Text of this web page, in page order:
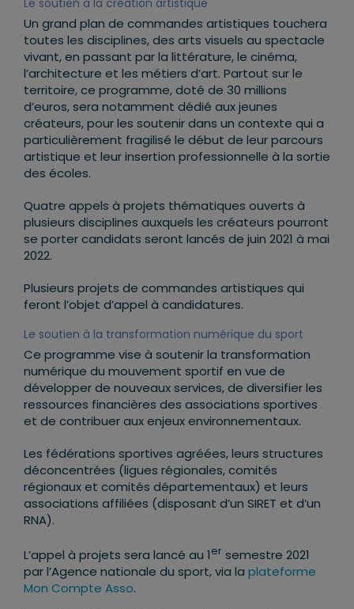
Le soutien à la création artistique
Un grand plan de commandes artistiques touchera
toutes les disciplines, des arts visuels au spectacle
vivant, en passant par la littérature, le cinéma,
l’architecture et les métiers d’art. Partout sur le
territoire, ce programme, doté de 30 millions
d’euros, sera notamment dédié aux jeunes
créateurs, pour les soutenir dans un contexte qui a
particulièrement fragilisé le début de leur parcours
artistique et leur insertion professionnelle à la sortie
des écoles.
Quatre appels à projets thématiques ouverts à
plusieurs disciplines auxquels les créateurs pourront
se porter candidats seront lancés de juin 2021 à mai
2022.
Plusieurs projets de commandes artistiques qui
feront l’objet d’appel à candidatures.
Le soutien à la transformation numérique du sport
Ce programme vise à soutenir la transformation
numérique du mouvement sportif en vue de
développer de nouveaux services, de diversifier les
ressources financières des associations sportives
et de contribuer aux enjeux environnementaux.
Les fédérations sportives agréées, leurs structures
déconcentrées (ligues régionales, comités
régionaux et comités départementaux) et leurs
associations affiliées (disposant d’un SIRET et d’un
RNA).
L’appel à projets sera lancé au 1er semestre 2021
par l’Agence nationale du sport, via la plateforme
Mon Compte Asso.